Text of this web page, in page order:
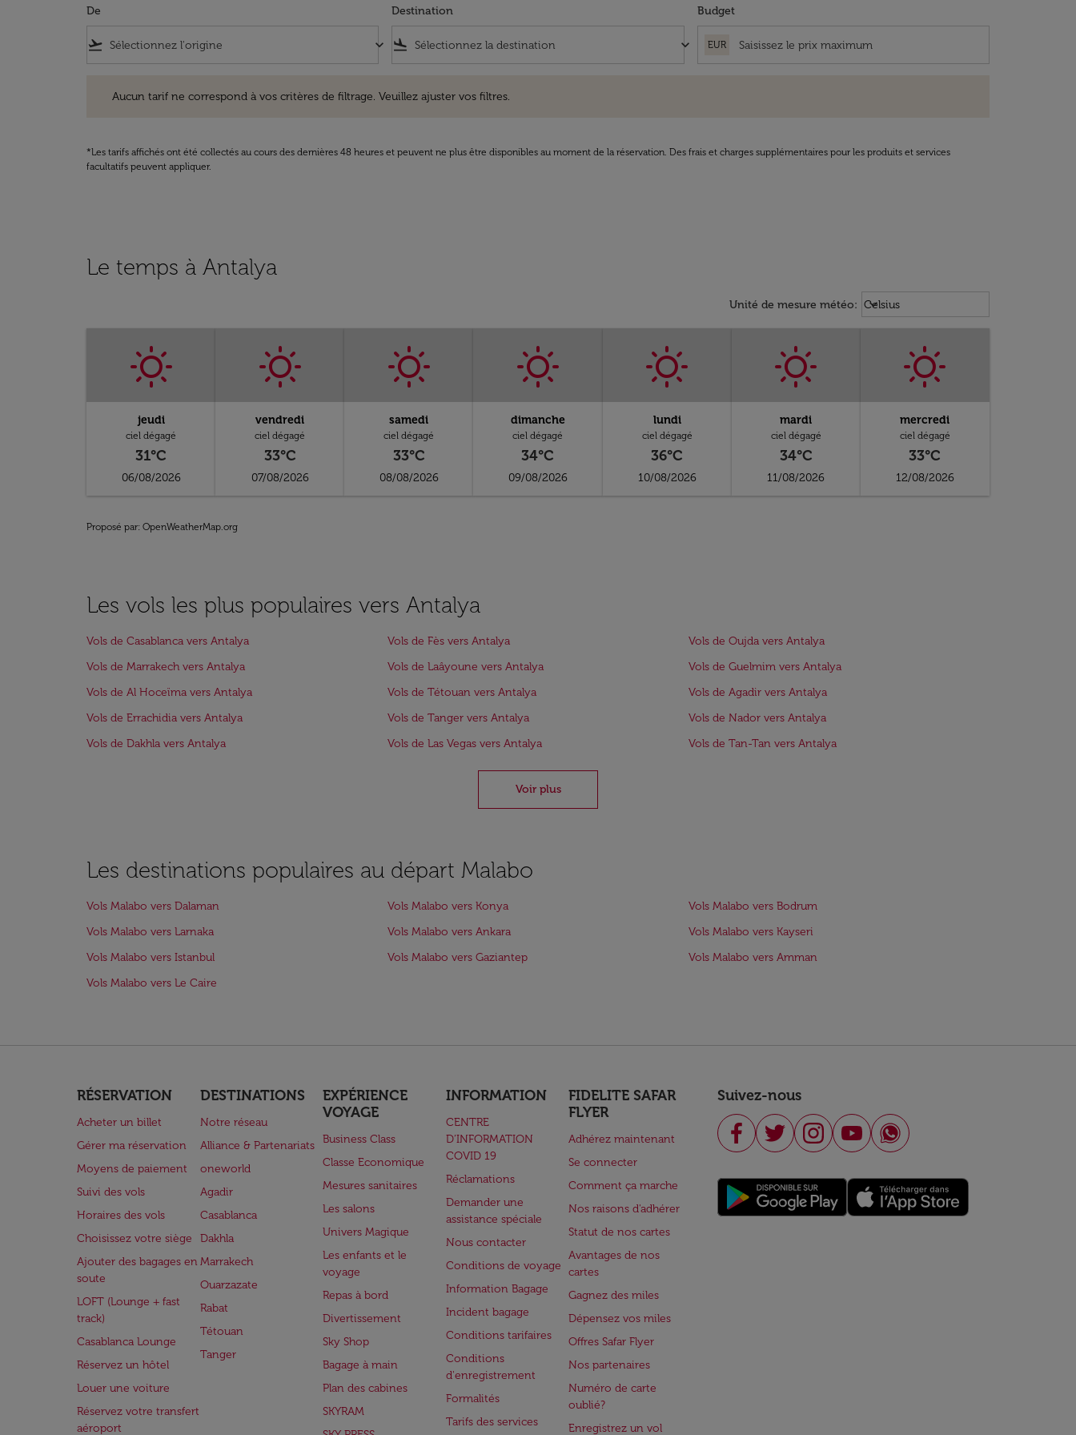
De
flight_takeoff keyboard_arrow_down
Destination
flight_land keyboard_arrow_down
Budget
EUR
Aucun tarif ne correspond à vos critères de filtrage. Veuillez ajuster vos filtres.
*Les tarifs affichés ont été collectés au cours des dernières 48 heures et peuvent ne plus être disponibles au moment de la réservation. Des frais et charges supplémentaires pour les produits et services
facultatifs peuvent appliquer.
Le temps à Antalya
Unité de mesure météo: Weather unit option Celsius
Celsius
keyboard_arrow_down
jeudi
ciel dégagé
31°C
06/08/2026
vendredi
ciel dégagé
33°C
07/08/2026
samedi
ciel dégagé
33°C
08/08/2026
dimanche
ciel dégagé
34°C
09/08/2026
lundi
ciel dégagé
36°C
10/08/2026
mardi
ciel dégagé
34°C
11/08/2026
mercredi
ciel dégagé
33°C
12/08/2026
Proposé par: OpenWeatherMap.org
Les vols les plus populaires vers Antalya
Vols de Casablanca vers Antalya Vols de Fès vers Antalya
Vols de Oujda vers Antalya
Vols de Marrakech vers Antalya
Vols de Laâyoune vers Antalya
Vols de Guelmim vers Antalya
Vols de Al Hoceïma vers Antalya
Vols de Tétouan vers Antalya
Vols de Agadir vers Antalya
Vols de Errachidia vers Antalya
Vols de Tanger vers Antalya
Vols de Nador vers Antalya
Vols de Dakhla vers Antalya
Vols de Las Vegas vers Antalya Vols de Tan-Tan vers Antalya
Voir plus
Les destinations populaires au départ Malabo
Vols Malabo vers Dalaman Vols Malabo vers Konya
Vols Malabo vers Bodrum
Vols Malabo vers Larnaka
Vols Malabo vers Ankara
Vols Malabo vers Kayseri
Vols Malabo vers Istanbul
Vols Malabo vers Gaziantep
Vols Malabo vers Amman
Vols Malabo vers Le Caire
RÉSERVATION
Acheter un billet
Gérer ma réservation
Moyens de paiement
Suivi des vols
Horaires des vols
Choisissez votre siège
Ajouter des bagages en
soute
LOFT (Lounge + fast
track)
Casablanca Lounge
Réservez un hôtel
Louer une voiture
Réservez votre transfert
aéroport
DESTINATIONS
Notre réseau
Alliance & Partenariats
oneworld
Agadir
Casablanca
Dakhla
Marrakech
Ouarzazate
Rabat
Tétouan
Tanger
EXPÉRIENCE
VOYAGE
Business Class
Classe Economique
Mesures sanitaires
Les salons
Univers Magique
Les enfants et le
voyage
Repas à bord
Divertissement
Sky Shop
Bagage à main
Plan des cabines
SKYRAM
INFORMATION
CENTRE
D’INFORMATION
COVID 19
Réclamations
Demander une
assistance spéciale
Nous contacter
Conditions de voyage
Information Bagage
Incident bagage
Conditions tarifaires
Conditions
d'enregistrement
Formalités
Tarifs des services
FIDELITE SAFAR
FLYER
Adhérez maintenant
Se connecter
Comment ça marche
Nos raisons d'adhérer
Statut de nos cartes
Avantages de nos
cartes
Gagnez des miles
Dépensez vos miles
Offres Safar Flyer
Nos partenaires
Numéro de carte
oublié?
Enregistrez un vol
Suivez-nous